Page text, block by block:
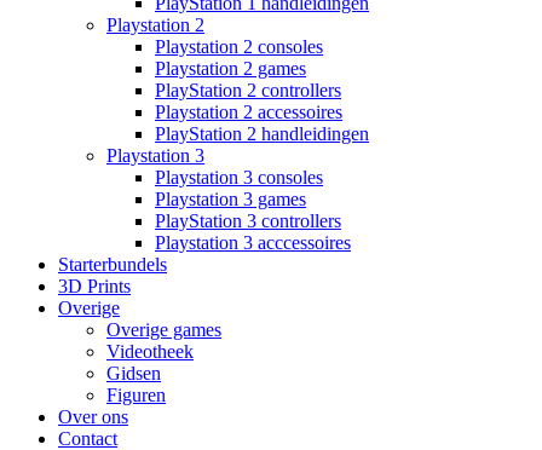
Playstation 2
Playstation 2 consoles
Playstation 2 games
PlayStation 2 controllers
Playstation 2 accessoires
PlayStation 2 handleidingen
Playstation 3
Playstation 3 consoles
Playstation 3 games
PlayStation 3 controllers
Playstation 3 acccessoires
Starterbundels
3D Prints
Overige
Overige games
Videotheek
Gidsen
Figuren
Over ons
Contact